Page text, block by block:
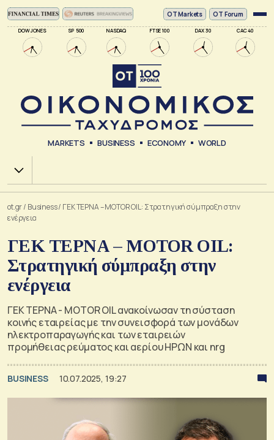
DOW JONES SP 500 NASDAQ FTSE 100 DAX 30 CAC 40
ΟΤ Markets OT Forum
MARKETS BUSINESS ECONOMY WORLD
Χ.Α.
ot.gr/ Business/ ΓΕΚ ΤΕΡΝΑ – MOTOR OIL: Στρατηγική σύμπραξη στην
ενέργεια
ΓΕΚ ΤΕΡΝΑ – MOTOR OIL:
Στρατηγική σύμπραξη στην
ενέργεια
ΓΕΚ ΤΕΡΝΑ - MOTOR OIL ανακοίνωσαν τη σύσταση
κοινής εταιρείας με την συνεισφορά των μονάδων
ηλεκτροπαραγωγής και των εταιρειών
προμήθειας ρεύματος και αερίου ΗΡΩΝ και nrg
BUSINESS 10.07.2025, 19:27